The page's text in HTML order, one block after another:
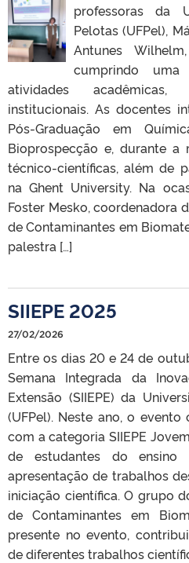
professoras da
Pelotas (UFPel),
Antunes
cumprindo
atividades
institucionais. As docentes
Pós-Graduação em
Bioprospecção e, durante a
técnico-científicas, além de
na Ghent University. Na
Foster Mesko, coordenadora
de Contaminantes em
palestra […]
SIIEPE 2025
27/02/2026
Entre os dias 20 e 24 de
Semana Integrada da
Extensão (SIIEPE) da
(UFPel). Neste ano, o
com a categoria SIIEPE
de estudantes do ensino
apresentação de trabalhos
iniciação científica. O grupo
de Contaminantes em
presente no evento,
de diferentes trabalhos